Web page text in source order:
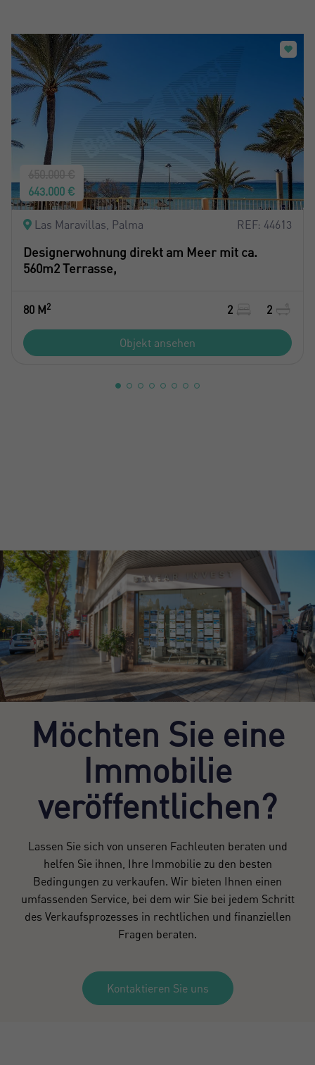
643.000 €
Las Maravillas, Palma REF: 44613
Designerwohnung direkt am Meer mit ca.
560m2 Terrasse,
80 M2 2 2
Objekt ansehen
Möchten Sie eine
Immobilie
veröffentlichen?
Lassen Sie sich von unseren Fachleuten beraten und
helfen Sie ihnen, Ihre Immobilie zu den besten
Bedingungen zu verkaufen. Wir bieten Ihnen einen
umfassenden Service, bei dem wir Sie bei jedem Schritt
des Verkaufsprozesses in rechtlichen und finanziellen
Fragen beraten.
Kontaktieren Sie uns